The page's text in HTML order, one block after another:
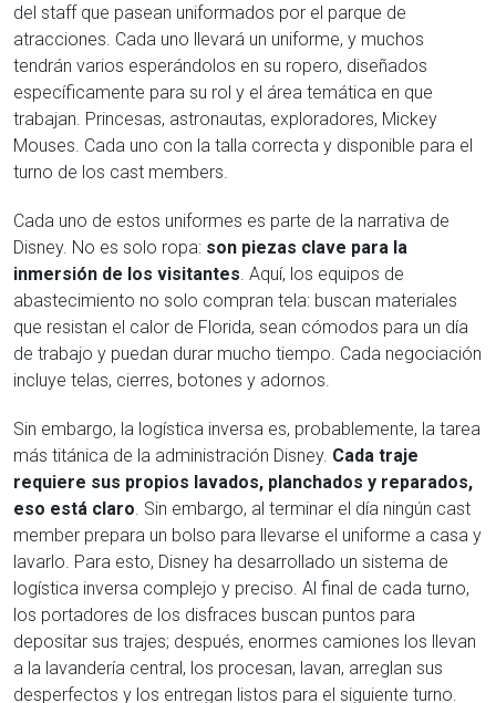
del staff que pasean uniformados por el parque de
atracciones. Cada uno llevará un uniforme, y muchos
tendrán varios esperándolos en su ropero, diseñados
específicamente para su rol y el área temática en que
trabajan. Princesas, astronautas, exploradores, Mickey
Mouses. Cada uno con la talla correcta y disponible para el
turno de los cast members.
Cada uno de estos uniformes es parte de la narrativa de
Disney. No es solo ropa: son piezas clave para la
inmersión de los visitantes. Aquí, los equipos de
abastecimiento no solo compran tela: buscan materiales
que resistan el calor de Florida, sean cómodos para un día
de trabajo y puedan durar mucho tiempo. Cada negociación
incluye telas, cierres, botones y adornos.
Sin embargo, la logística inversa es, probablemente, la tarea
más titánica de la administración Disney. Cada traje
requiere sus propios lavados, planchados y reparados,
eso está claro. Sin embargo, al terminar el día ningún cast
member prepara un bolso para llevarse el uniforme a casa y
lavarlo. Para esto, Disney ha desarrollado un sistema de
logística inversa complejo y preciso. Al final de cada turno,
los portadores de los disfraces buscan puntos para
depositar sus trajes; después, enormes camiones los llevan
a la lavandería central, los procesan, lavan, arreglan sus
desperfectos y los entregan listos para el siguiente turno.